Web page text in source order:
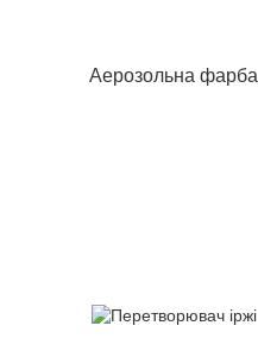
Аерозольна фарба